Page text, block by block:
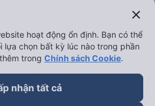
close
hoạt động ổn định. Bạn có thể
lựa chọn bất kỳ lúc nào trong phần
trong Chính sách Cookie.
nhận tất cả